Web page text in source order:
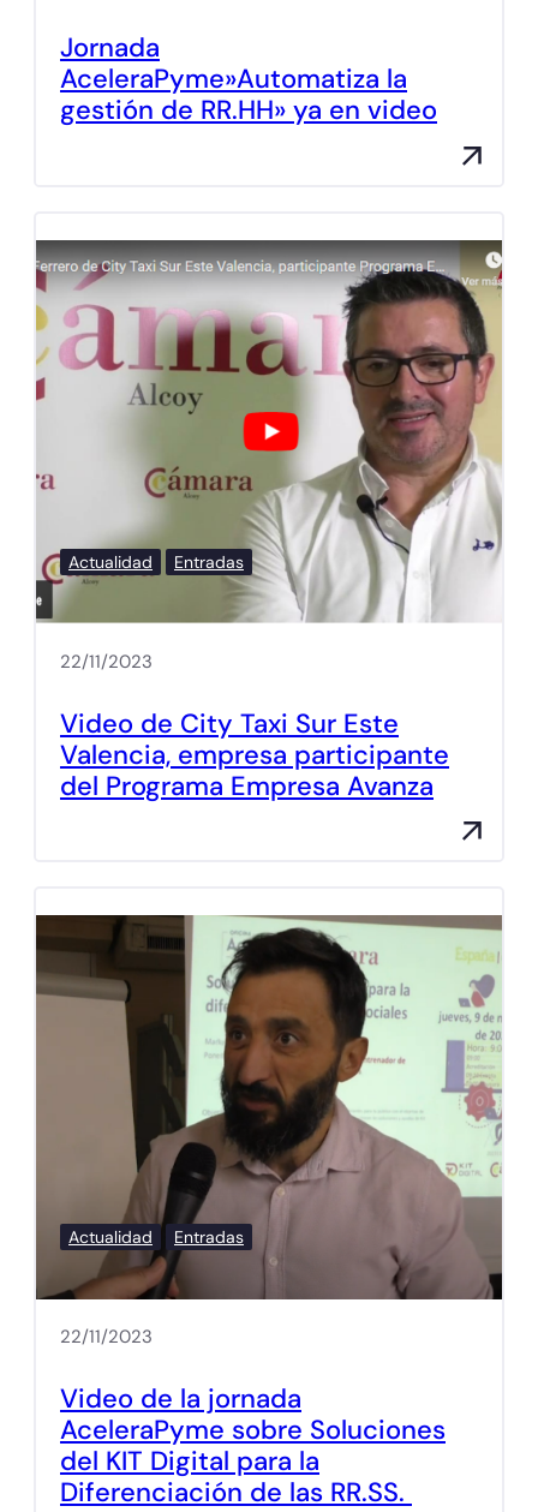
Jornada
AceleraPyme»Automatiza la
gestión de RR.HH» ya en video
Actualidad Entradas
22/11/2023
Video de City Taxi Sur Este
Valencia, empresa participante
del Programa Empresa Avanza
Actualidad Entradas
22/11/2023
Video de la jornada
AceleraPyme sobre Soluciones
del KIT Digital para la
Diferenciación de las RR.SS.